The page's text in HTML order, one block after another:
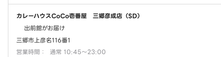
カレーハウスCoCo壱番屋 三郷彦成店（SD）
出前館がお届け
三郷市上彦名116番1
営業時間 ：
通常 10:45～23:00